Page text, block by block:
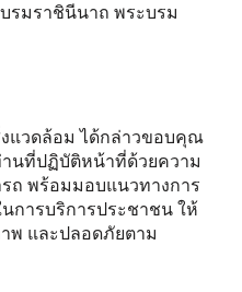
รมราชินีนาถ พระบรม
แวดล้อม ได้กล่าวขอบคุณ
านที่ปฏิบัติหน้าที่ด้วยความ
รถ พร้อมมอบแนวทางการ
การบริการประชาชน ให้
าพ และปลอดภัยตาม